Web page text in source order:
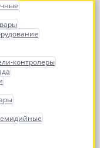
контролеры